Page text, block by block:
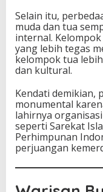
Selain itu,
muda dan tua
internal.
yang lebih tegas
kelompok tua
dan kultural.
Kendati demikian,
monumental
lahirnya
seperti Sarekat
Perhimpunan
perjuangan